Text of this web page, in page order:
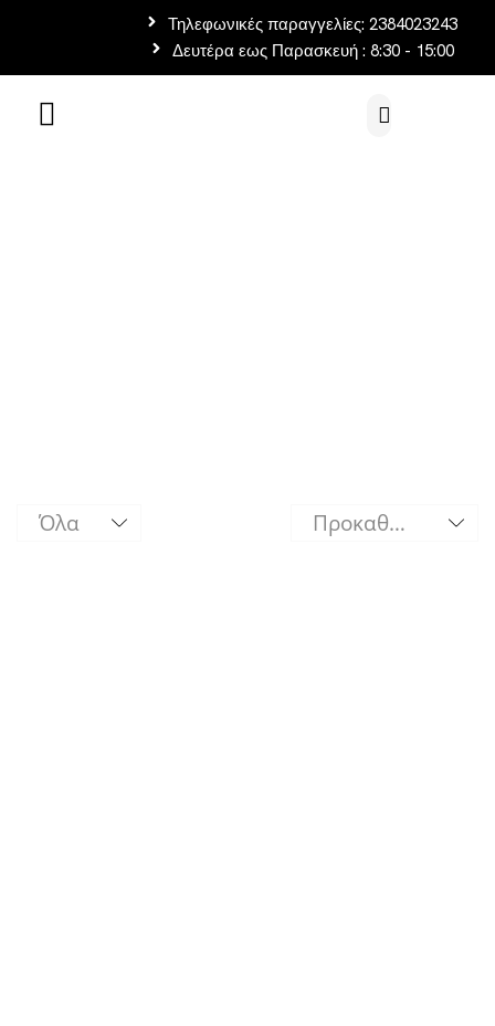
Τηλεφωνικές παραγγελίες: 2384023243
Δευτέρα εως Παρασκευή : 8:30 - 15:00